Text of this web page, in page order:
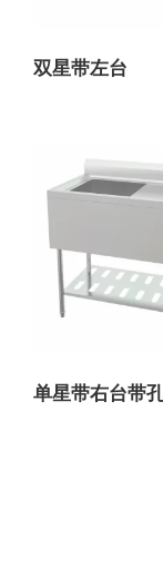
双星带左台
单星带右台带